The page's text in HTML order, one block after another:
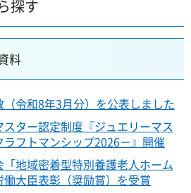
探す
料
令和8年3月分）を公表しました
ター認定制度『ジュエリーマス
フトマンシップ2026－』開催
地域密着型特別養護老人ホーム
大臣表彰（奨励賞）を受賞